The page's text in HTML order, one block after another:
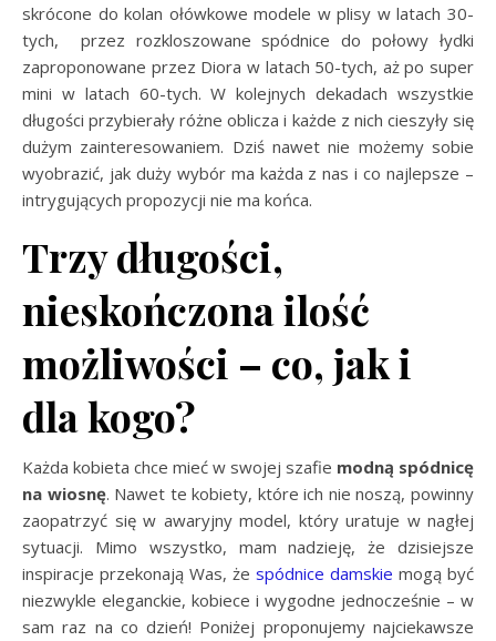
skrócone do kolan ołówkowe modele w plisy w latach 30-
tych, przez rozkloszowane spódnice do połowy łydki
zaproponowane przez Diora w latach 50-tych, aż po super
mini w latach 60-tych. W kolejnych dekadach wszystkie
długości przybierały różne oblicza i każde z nich cieszyły się
dużym zainteresowaniem. Dziś nawet nie możemy sobie
wyobrazić, jak duży wybór ma każda z nas i co najlepsze –
intrygujących propozycji nie ma końca.
Trzy długości,
nieskończona ilość
możliwości – co, jak i
dla kogo?
Każda kobieta chce mieć w swojej szafie modną spódnicę
na wiosnę. Nawet te kobiety, które ich nie noszą, powinny
zaopatrzyć się w awaryjny model, który uratuje w nagłej
sytuacji. Mimo wszystko, mam nadzieję, że dzisiejsze
inspiracje przekonają Was, że spódnice damskie mogą być
niezwykle eleganckie, kobiece i wygodne jednocześnie – w
sam raz na co dzień! Poniżej proponujemy najciekawsze